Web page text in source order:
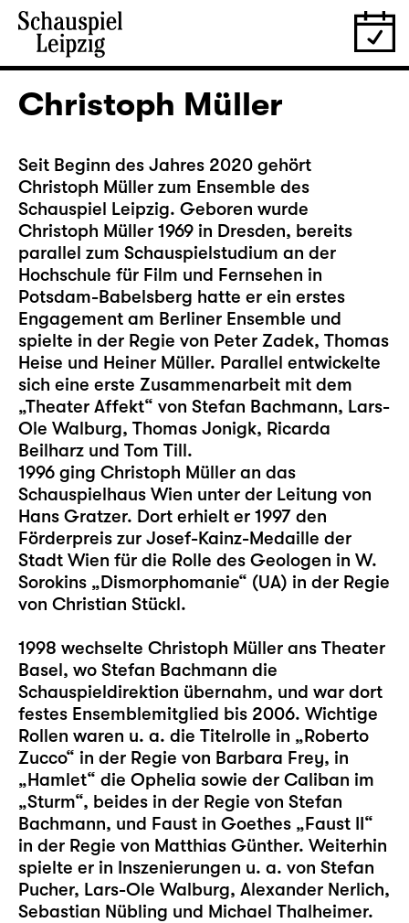
Christoph Müller
Seit Beginn des Jahres 2020 gehört
Christoph Müller zum Ensemble des
Schauspiel Leipzig. Geboren wurde
Christoph Müller 1969 in Dresden, bereits
parallel zum Schauspielstudium an der
Hochschule für Film und Fernsehen in
Potsdam-Babelsberg hatte er ein erstes
Engagement am Berliner Ensemble und
spielte in der Regie von Peter Zadek, Thomas
Heise und Heiner Müller. Parallel entwickelte
sich eine erste Zusammenarbeit mit dem
„Theater Affekt“ von Stefan Bachmann, Lars-
Ole Walburg, Thomas Jonigk, Ricarda
Beilharz und Tom Till.
1996 ging Christoph Müller an das
Schauspielhaus Wien unter der Leitung von
Hans Gratzer. Dort erhielt er 1997 den
Förderpreis zur Josef-Kainz-Medaille der
Stadt Wien für die Rolle des Geologen in W.
Sorokins „Dismorphomanie“ (UA) in der Regie
von Christian Stückl.
1998 wechselte Christoph Müller ans Theater
Basel, wo Stefan Bachmann die
Schauspieldirektion übernahm, und war dort
festes Ensemblemitglied bis 2006. Wichtige
Rollen waren u. a. die Titelrolle in „Roberto
Zucco“ in der Regie von Barbara Frey, in
„Hamlet“ die Ophelia sowie der Caliban im
„Sturm“, beides in der Regie von Stefan
Bachmann, und Faust in Goethes „Faust II“
in der Regie von Matthias Günther. Weiterhin
spielte er in Inszenierungen u. a. von Stefan
Pucher, Lars-Ole Walburg, Alexander Nerlich,
Sebastian Nübling und Michael Thalheimer.